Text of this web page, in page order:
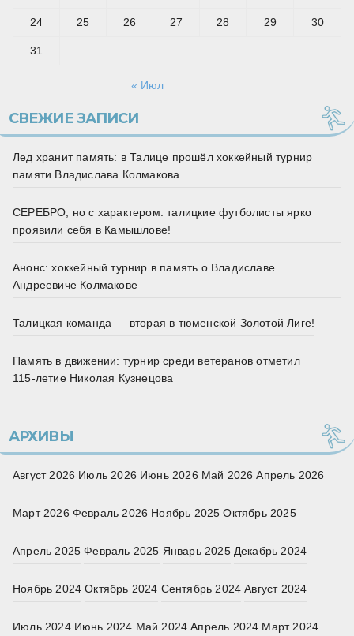
24 25 26 27 28 29 30
31
« Июл
СВЕЖИЕ ЗАПИСИ
Лед хранит память: в Талице прошёл хоккейный турнир
памяти Владислава Колмакова
СЕРЕБРО, но с характером: талицкие футболисты ярко
проявили себя в Камышлове!
Анонс: хоккейный турнир в память о Владиславе
Андреевиче Колмакове
Талицкая команда — вторая в тюменской Золотой Лиге!
Память в движении: турнир среди ветеранов отметил
115‑летие Николая Кузнецова
АРХИВЫ
Август 2026 Июль 2026 Июнь 2026 Май 2026 Апрель 2026
Март 2026 Февраль 2026 Ноябрь 2025 Октябрь 2025
Апрель 2025 Февраль 2025 Январь 2025 Декабрь 2024
Ноябрь 2024 Октябрь 2024 Сентябрь 2024 Август 2024
Июль 2024 Июнь 2024 Май 2024 Апрель 2024 Март 2024